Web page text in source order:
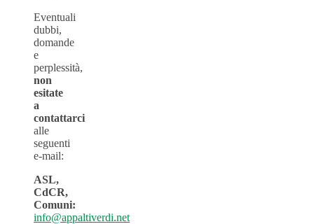
Eventuali
dubbi,
domande
e
perplessità,
non
esitate
a
contattarci
alle
seguenti
e-mail:
ASL,
CdCR,
Comuni:
info@appaltiverdi.net